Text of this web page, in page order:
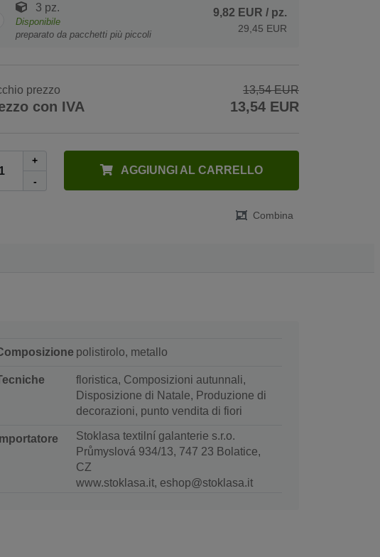
3 pz.
Disponibile
preparato da pacchetti più piccoli
9,82 EUR / pz.
29,45 EUR
prezzo 13,54 EUR
con IVA 13,54 EUR
+
-
AGGIUNGI AL CARRELLO
Combina
polistirolo, metallo
floristica, Composizioni autunnali,
Disposizione di Natale, Produzione di
decorazioni, punto vendita di fiori
Importatore
Stoklasa textilní galanterie s.r.o.
Průmyslová 934/13, 747 23 Bolatice,
CZ
www.stoklasa.it, eshop@stoklasa.it